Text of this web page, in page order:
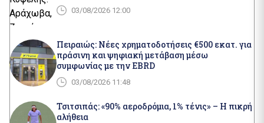
03/08/2026 12:00
Πειραιώς: Νέες χρηματοδοτήσεις €500 εκατ. για
πράσινη και ψηφιακή μετάβαση μέσω
συμφωνίας με την EBRD
03/08/2026 11:48
Τσιτσιπάς: «90% αεροδρόμια, 1% τένις» – Η πικρή
αλήθεια